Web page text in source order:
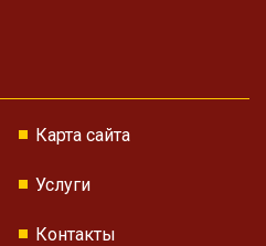
Карта сайта
Услуги
Контакты